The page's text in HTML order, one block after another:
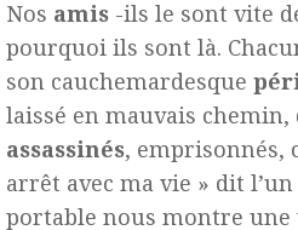
Nos amis -ils le sont vite
pourquoi ils sont là.
son cauchemardesque
laissé en mauvais chemin,
assassinés, emprisonnés,
arrêt avec ma vie » dit
portable nous montre une